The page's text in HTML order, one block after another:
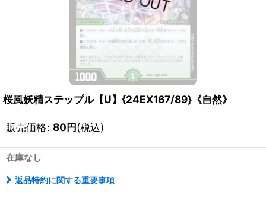
桜風妖精ステップル【U】{24EX167/89}《自然》
販売価格: 80円(税込)
在庫なし
返品特約に関する重要事項